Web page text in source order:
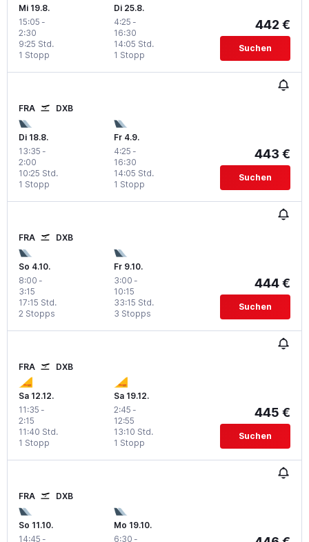
Mi 19.8.
15:05 -
2:30
1 Stopp
9:25 Std.
Di 25.8.
4:25 -
16:30
1 Stopp
14:05 Std.
442 €
Suchen
FRA DXB
Di 18.8.
13:35 -
2:00
1 Stopp
10:25 Std.
Fr 4.9.
4:25 -
16:30
1 Stopp
14:05 Std.
443 €
Suchen
FRA DXB
So 4.10.
8:00 -
3:15
2 Stopps
17:15 Std.
Fr 9.10.
3:00 -
10:15
3 Stopps
33:15 Std.
444 €
Suchen
FRA DXB
Sa 12.12.
11:35 -
2:15
1 Stopp
11:40 Std.
Sa 19.12.
2:45 -
12:55
1 Stopp
13:10 Std.
445 €
Suchen
FRA DXB
So 11.10.
14:45 -
Mo 19.10.
6:30 -